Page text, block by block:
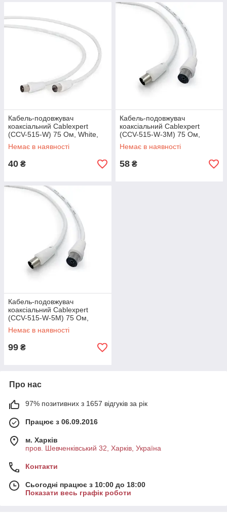
Кабель-подовжувач
коаксіальний Cablexpert
(CCV-515-W) 75 Ом, White,
1.8 м
Немає в наявності
40 ₴
Кабель-подовжувач
коаксіальний Cablexpert
(CCV-515-W-3M) 75 Ом,
White, 3 м
Немає в наявності
58 ₴
Кабель-подовжувач
коаксіальний Cablexpert
(CCV-515-W-5M) 75 Ом,
White, 5 м
Немає в наявності
99 ₴
Про нас
97% позитивних з 1657 відгуків за рік
Працює з 06.09.2016
м. Харків
пров. Шевченківський 32, Харків, Україна
Контакти
Сьогодні працює з 10:00 до 18:00
Показати весь графік роботи